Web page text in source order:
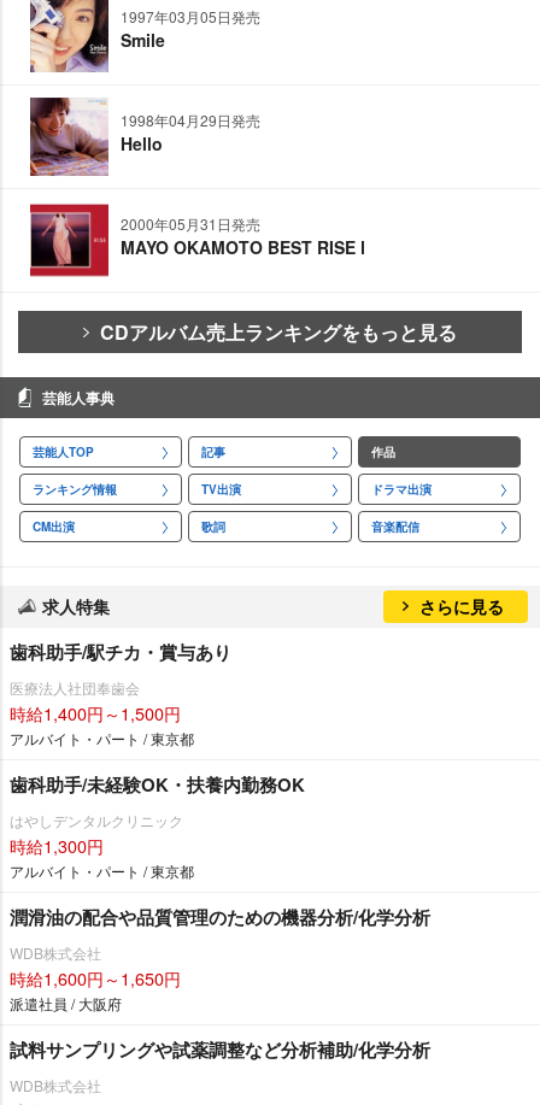
1997年03月05日発売
Smile
1998年04月29日発売
Hello
2000年05月31日発売
MAYO OKAMOTO BEST RISE Ⅰ
CDアルバム売上ランキングをもっと見る
芸能人事典
芸能人TOP 記事 作品
ランキング情報 TV出演 ドラマ出演
CM出演 歌詞 音楽配信
求人特集 さらに見る
歯科助手/駅チカ・賞与あり
医療法人社団奉歯会
時給1,400円～1,500円
アルバイト・パート / 東京都
歯科助手/未経験OK・扶養内勤務OK
はやしデンタルクリニック
時給1,300円
アルバイト・パート / 東京都
潤滑油の配合や品質管理のための機器分析/化学分析
WDB株式会社
時給1,600円～1,650円
派遣社員 / 大阪府
試料サンプリングや試薬調整など分析補助/化学分析
WDB株式会社